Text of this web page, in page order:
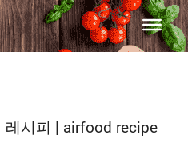
레시피 | airfood recipe